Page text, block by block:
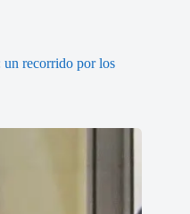
un recorrido por los